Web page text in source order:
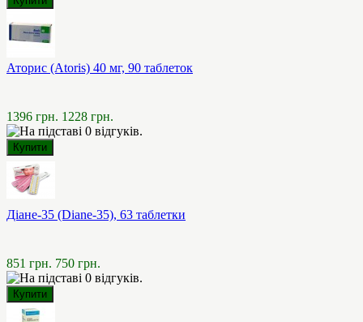
Аторис (Atoris) 40 мг, 90 таблеток
1396 грн. 1228 грн.
Діане-35 (Diane-35), 63 таблетки
851 грн. 750 грн.